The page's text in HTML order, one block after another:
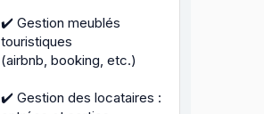
✔️ Gestion meublés
touristiques
(airbnb, booking, etc.)
✔️ Gestion des locataires :